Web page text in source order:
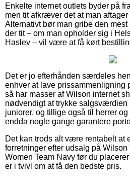
Enkelte internet outlets byder på
men tit afkræver det at man aftager
Alternativt bør man gribe den mest
der tit – om man opholder sig i
Haslev – vil være at få kørt
Det er jo efterhånden særdeles
enhver at lave prissammenligning
så har masser af Wilson internet
nødvendigt at trykke salgsværdien
juniorer, og tillige også til herrer
endda nogle gange garantere
Det kan trods alt være rentabelt at
forretninger efter udsalg på Wilson
Women Team Navy før du
er i tvivl om at få den bedste pris.